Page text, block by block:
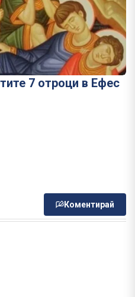
7 отроци в Ефес
Коментирай